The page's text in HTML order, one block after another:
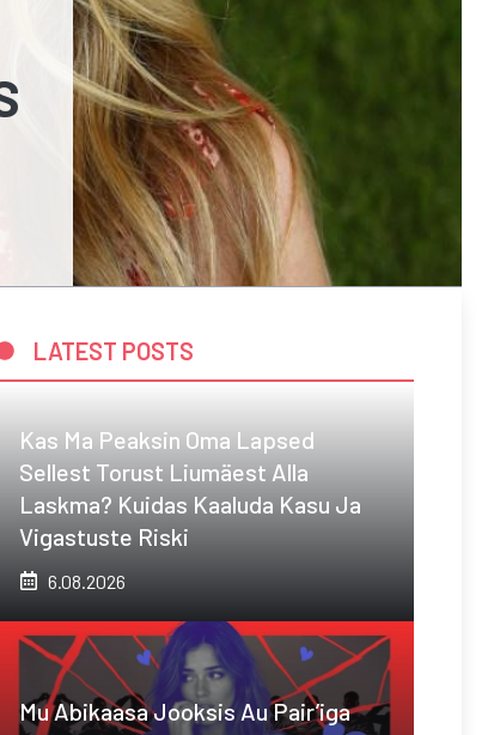
LATEST POSTS
Kas Ma Peaksin Oma Lapsed
Sellest Torust Liumäest Alla
Laskma? Kuidas Kaaluda Kasu Ja
Vigastuste Riski
6.08.2026
Mu Abikaasa Jooksis Au Pair’iga